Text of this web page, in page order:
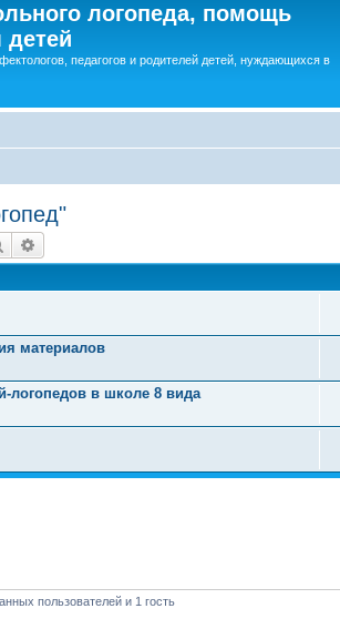
логопеда, помощь
детей
педагогов и родителей детей, нуждающихся в
Поиск
материалов
логопедов в школе 8 вида
пользователей и 1 гость